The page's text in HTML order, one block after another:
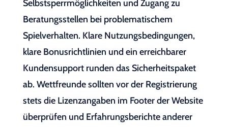
Selbstsperrmöglichkeiten und Zugang zu
Beratungsstellen bei problematischem
Spielverhalten. Klare Nutzungsbedingungen,
klare Bonusrichtlinien und ein erreichbarer
Kundensupport runden das Sicherheitspaket
ab. Wettfreunde sollten vor der Registrierung
stets die Lizenzangaben im Footer der Website
überprüfen und Erfahrungsberichte anderer